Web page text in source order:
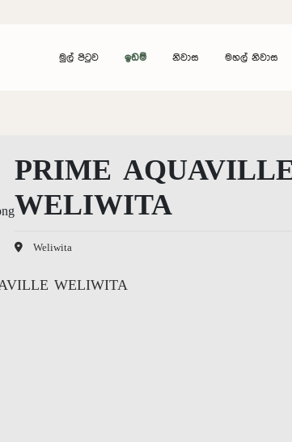
මුල් පිටුව ඉඩම් නිවාස මහල් නිවාස
PRIME
WELIWITA
Weliwita